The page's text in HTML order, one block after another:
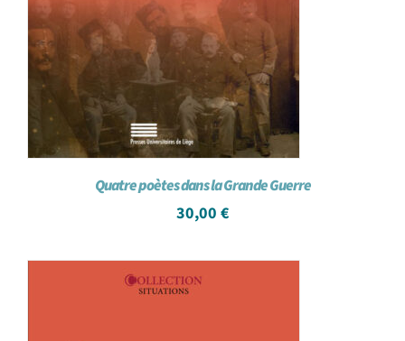
Quatre poètes dans la Grande Guerre
30,00 €